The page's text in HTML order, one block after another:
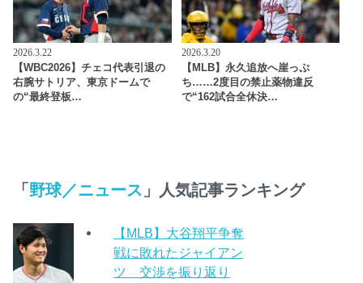
2026.3.22
【WBC2026】チェコ代表引退の
右腕サトリア、東京ドームで
の“最終登板…
2026.3.20
【MLB】永久追放へ崖っぷ
ち……2度目の禁止薬物違反
で“162試合全休決…
「 野球／ニュース 」人気記事ランキング
【MLB】大谷翔平争奪
戦に敗れたジャイアン
ツ 交渉を振り返り